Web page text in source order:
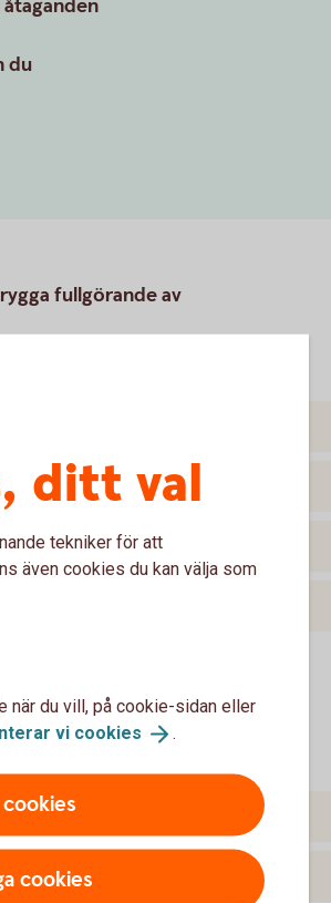
du
fullgörande av
ditt val
tekniker för att
även cookies du kan välja som
när du vill, på cookie-sidan eller
vi cookies .
cookies